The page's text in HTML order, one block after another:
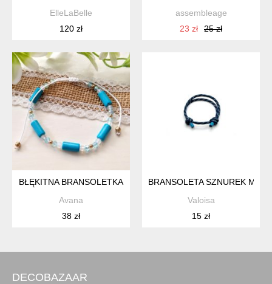
ElleLaBelle
120 zł
assembleage
23 zł
25 zł
BŁĘKITNA BRANSOLETKA
Avana
38 zł
BRANSOLETA SZNUREK
Valoisa
15 zł
DECOBAZAAR